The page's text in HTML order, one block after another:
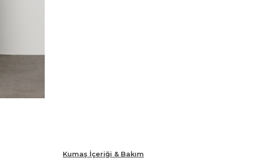
Kumaş İçeriği & Bakım